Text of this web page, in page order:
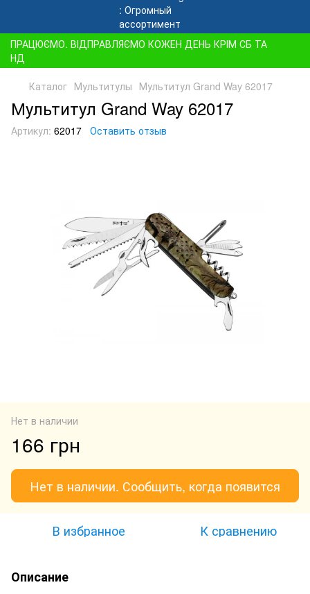
ПРАЦЮЄМО. ВІДПРАВЛЯЄМО КОЖЕН ДЕНЬ КРІМ СБ ТА
НД
Каталог Мультитулы Мультитул Grand Way 62017
Мультитул Grand Way 62017
Артикул: 62017 Оставить отзыв
Нет в наличии
166 грн
Нет в наличии. Сообщить, когда появится
В избранное К сравнению
Описание